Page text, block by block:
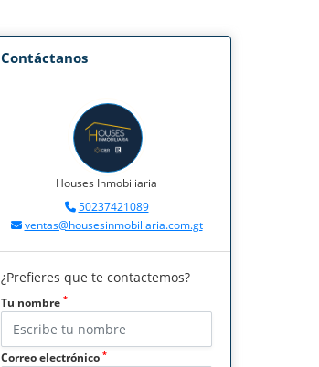
Contáctanos
Houses Inmobiliaria
50237421089
ventas@housesinmobiliaria.com.gt
¿Prefieres que te contactemos?
Tu nombre *
Correo electrónico *